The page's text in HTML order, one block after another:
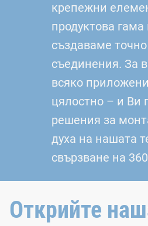
крепежни
продуктова гама
създаваме
съединения. За
всяко
цялостно – и Ви
решения за
духа на нашата
свързване на
Открийте